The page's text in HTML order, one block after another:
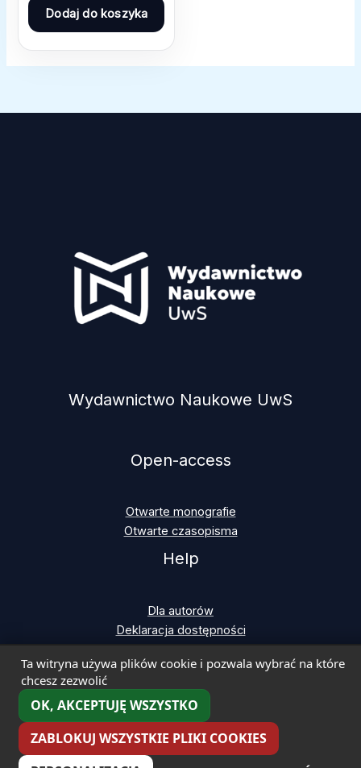
Ta witryna używa plików cookie i pozwala wybrać na które
chcesz zezwolić
OK, AKCEPTUJĘ WSZYSTKO
ZABLOKUJ WSZYSTKIE PLIKI COOKIES
Dodaj do koszyka
Wydawnictwo Naukowe UwS
Open-access
Otwarte monografie
Otwarte czasopisma
Help
Dla autorów
Deklaracja dostępności
Copyright © 2026 Uniwersytet w Siedlcach | Wydawnictwo